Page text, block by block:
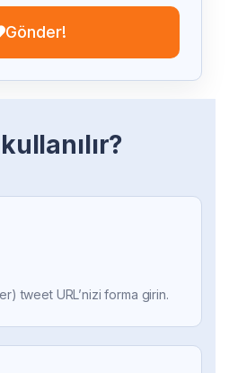
Gönder!
tweet URL’nizi forma girin.